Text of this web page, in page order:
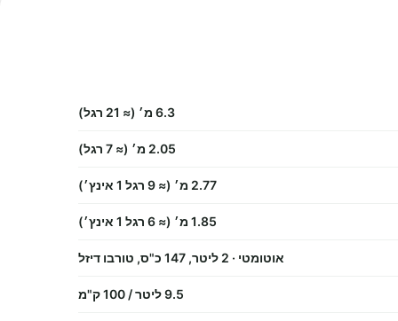
6.3 מ׳ (≈ 21 רגל)
2.05 מ׳ (≈ 7 רגל)
2.77 מ׳ (≈ 9 רגל 1 אינץ׳)
1.85 מ׳ (≈ 6 רגל 1 אינץ׳)
אוטומטי · 2 ליטר, 147 כ"ס, טורבו דיזל
9.5 ליטר / 100 ק"מ